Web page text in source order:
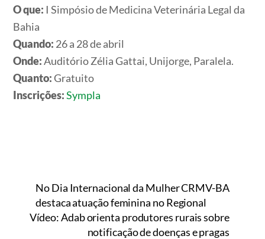
O que: I Simpósio de Medicina Veterinária Legal da
Bahia
Quando: 26 a 28 de abril
Onde:Auditório Zélia Gattai, Unijorge, Paralela.
Quanto:Gratuito
Inscrições: Sympla
No Dia Internacional da Mulher CRMV-BA
destaca atuação feminina no Regional
Vídeo: Adab orienta produtores rurais sobre
notificação de doenças e pragas